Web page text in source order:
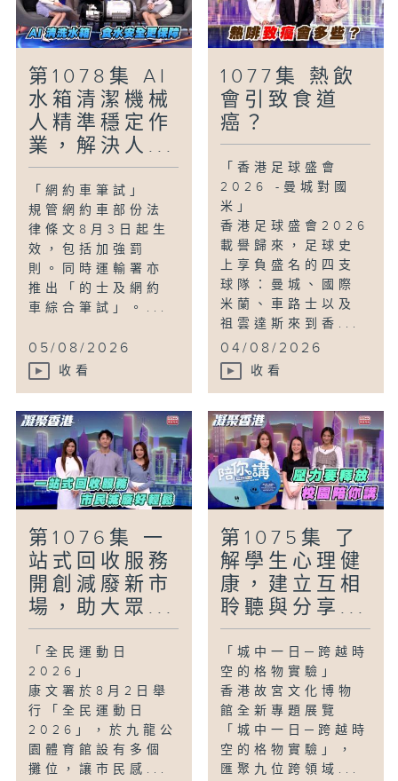
第1078集 AI
水箱清潔機械
人精準穩定作
業，解決人...
「網約車筆試」
規管網約車部份法
律條文8月3日起生
效，包括加強罰
則。同時運輸署亦
推出「的士及網約
車綜合筆試」。...
05/08/2026
收看
1077集 熱飲
會引致食道
癌？
「香港足球盛會
2026 -曼城對國
米」
香港足球盛會2026
載譽歸來，足球史
上享負盛名的四支
球隊：曼城、國際
米蘭、車路士以及
祖雲達斯來到香...
04/08/2026
收看
第1076集 一
站式回收服務
開創減廢新市
場，助大眾...
「全民運動日
2026」
康文署於8月2日舉
行「全民運動日
2026」，於九龍公
園體育館設有多個
攤位，讓市民感...
第1075集 了
解學生心理健
康，建立互相
聆聽與分享...
「城中一日─跨越時
空的格物實驗」
香港故宮文化博物
館全新專題展覽
「城中一日─跨越時
空的格物實驗」，
匯聚九位跨領域...